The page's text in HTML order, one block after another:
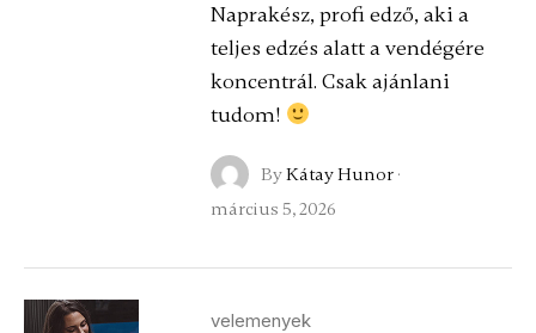
Naprakész, profi edző, aki a
teljes edzés alatt a vendégére
koncentrál. Csak ajánlani
tudom!
ByKátay Hunor·
március 5, 2026
velemenyek